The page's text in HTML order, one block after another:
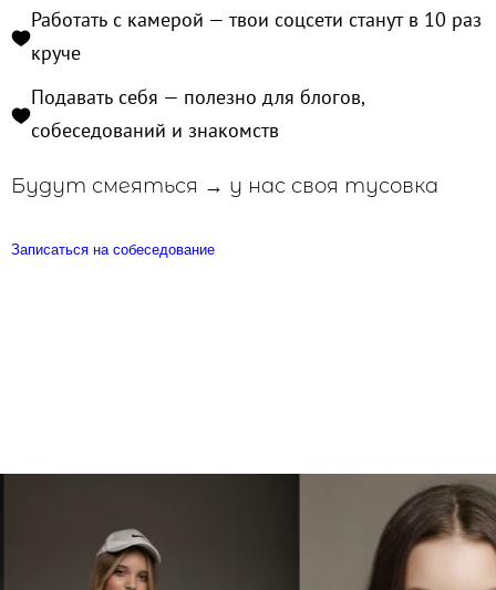
Работать с камерой — твои соцсети станут в 10 раз
круче
Подавать себя — полезно для блогов,
собеседований и знакомств
Будут смеяться → у нас своя тусовка
Записаться на собеседование